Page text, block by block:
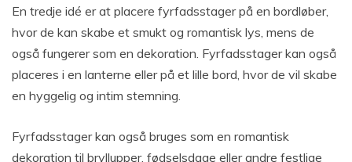
En tredje idé er at placere fyrfadsstager på en bordløber,
hvor de kan skabe et smukt og romantisk lys, mens de
også fungerer som en dekoration. Fyrfadsstager kan også
placeres i en lanterne eller på et lille bord, hvor de vil skabe
en hyggelig og intim stemning.
Fyrfadsstager kan også bruges som en romantisk
dekoration til bryllupper, fødselsdage eller andre festlige